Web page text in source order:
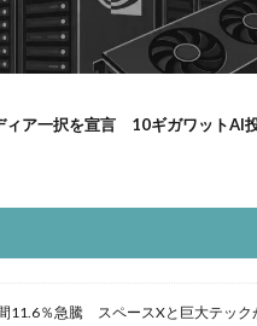
ィア一択を宣言 10ギガワットAI
11.6％急騰 スペースXと巨大テック